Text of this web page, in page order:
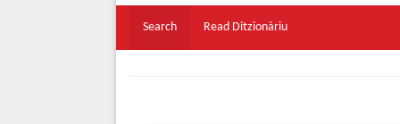
Search Read Ditzionàriu